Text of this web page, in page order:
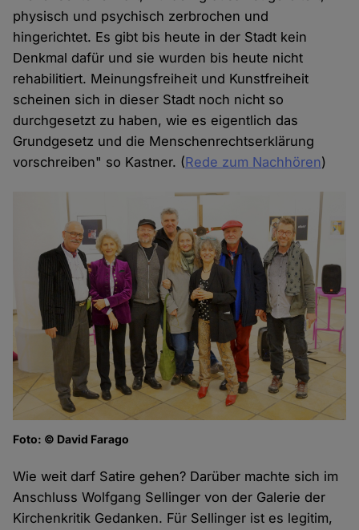
physisch und psychisch zerbrochen und
hingerichtet. Es gibt bis heute in der Stadt kein
Denkmal dafür und sie wurden bis heute nicht
rehabilitiert. Meinungsfreiheit und Kunstfreiheit
scheinen sich in dieser Stadt noch nicht so
durchgesetzt zu haben, wie es eigentlich das
Grundgesetz und die Menschenrechtserklärung
vorschreiben" so Kastner. (Rede zum Nachhören)
Foto: © David Farago
Wie weit darf Satire gehen? Darüber machte sich im
Anschluss Wolfgang Sellinger von der Galerie der
Kirchenkritik Gedanken. Für Sellinger ist es legitim,